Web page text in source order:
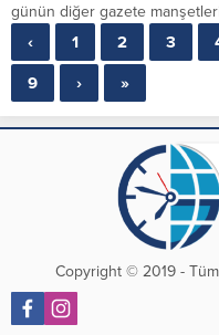
günün diğer gazete
‹ 1 2 3
9 › »
Copyright © 2019 - Tüm